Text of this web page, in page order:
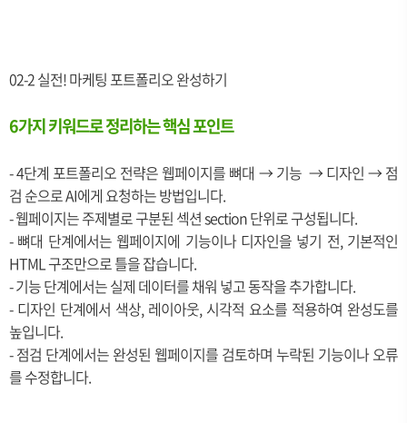
02-2 실전! 마케팅 포트폴리오 완성하기
6가지 키워드로 정리하는 핵심 포인트
- 4단계 포트폴리오 전략은 웹페이지를 뼈대 → 기능 →디자인 → 점
검 순으로 AI에게 요청하는 방법입니다.
- 웹페이지는 주제별로 구분된 섹션 section 단위로 구성됩니다.
- 뼈대 단계에서는 웹페이지에 기능이나 디자인을 넣기 전, 기본적인
HTML 구조만으로 틀을 잡습니다.
- 기능 단계에서는 실제 데이터를 채워 넣고 동작을 추가합니다.
- 디자인 단계에서 색상, 레이아웃, 시각적 요소를 적용하여 완성도를
높입니다.
- 점검 단계에서는 완성된 웹페이지를 검토하며 누락된 기능이나 오류
를 수정합니다.